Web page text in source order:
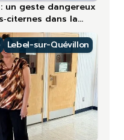
un geste dangereux
dans la
en 2026
Lebel-sur-Quévillon